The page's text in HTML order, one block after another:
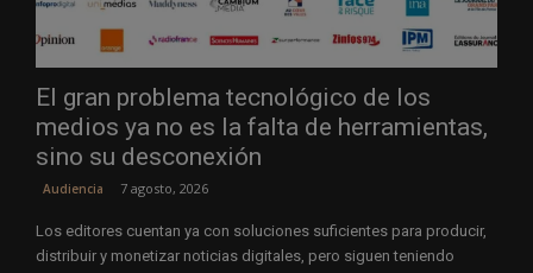
El gran problema tecnológico de los
medios ya no es la falta de herramientas,
sino su desconexión
Audiencia 7 agosto, 2026
Los editores cuentan ya con soluciones suficientes para producir,
distribuir y monetizar noticias digitales, pero siguen teniendo